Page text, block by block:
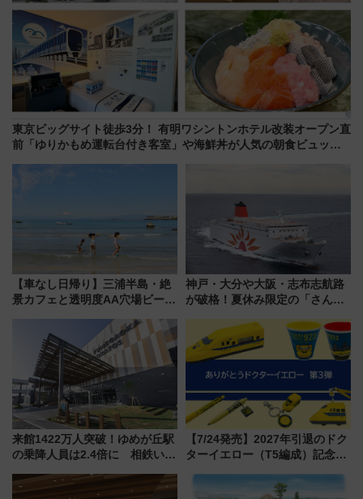
東京ビッグサイト徒歩3分！ 有明ワシントンホテル改装オープン直
前「ゆりかもめ運転台付き客室」や海鮮丼が人気の朝食ビュッフ
【車なし日帰り】三浦半島・絶
景カフェと透明度AA穴場ビーチ
用してストレスフリー旅へ行こ
神戸・大分や大阪・志布志航路
が破格！夏休み限定の「さんふ
ート 夕朝食ビュッフェ付きで
快適な船旅はいかが？
来館1422万人突破！ゆめが丘駅
の乗降人員は2.4倍に 相鉄いず
年祭にそうにゃん＆DB.スター
【7/24発売】2027年引退のドク
ターイエロー（T5編成）記念グ
送の目覚まし時計など通販・販